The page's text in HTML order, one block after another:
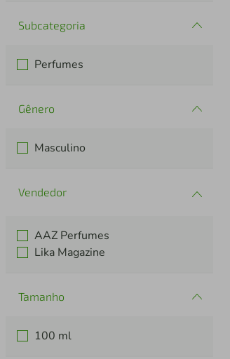
Subcategoria
Perfumes
Gênero
Masculino
AAZ Perfumes
Lika Magazine
Tamanho
100 ml